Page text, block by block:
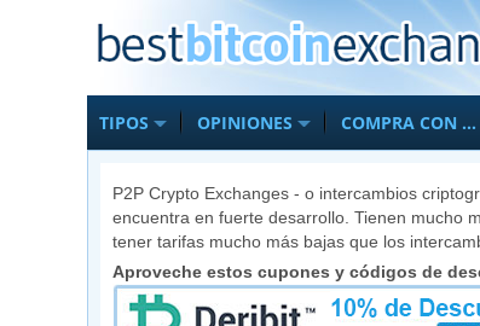
TIPOS OPINIONES COMPRA CON …
P2P Crypto Exchanges - o intercambios
encuentra en fuerte desarrollo. Tienen mucho
tener tarifas mucho más bajas que los
Aproveche estos cupones y códigos de